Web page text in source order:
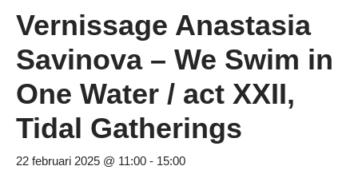
Vernissage Anastasia
Savinova – We Swim in
One Water / act XXII,
Tidal Gatherings
22 februari 2025 @ 11:00 - 15:00